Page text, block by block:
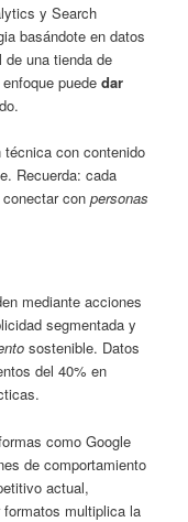
y Search
basándote en datos
una tienda de
puededar
con contenido
Recuerda: cada
conectar conpersonas
mediante acciones
segmentada y
sostenible. Datos
del 40% en
como Google
de comportamiento
actual,
multiplica la